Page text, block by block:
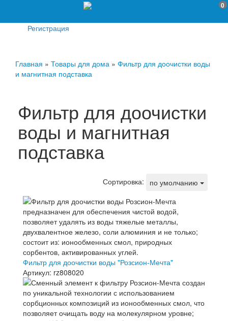
0
Регистрация
Главная » Товары для дома » Фильтр для доочистки воды
и магнитная подставка
Фильтр для доочистки
воды и магнитная
подставка
Сортировка: по умолчанию
Фильтр для доочистки воды "Розсион-Мечта"
Артикул: rz808020